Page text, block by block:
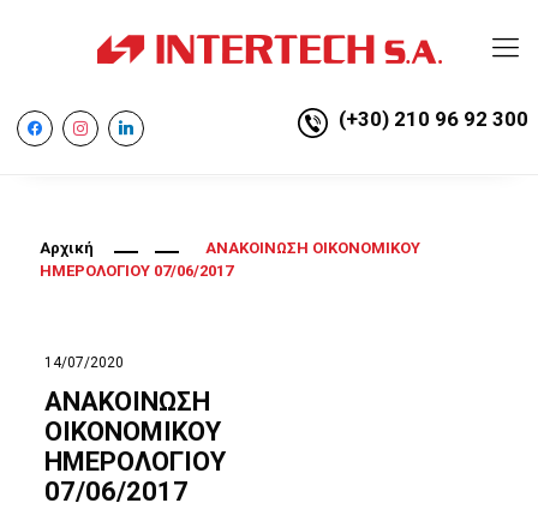
facebookinstagramlinkedin (+30) 210 96 92 300
Αρχική
ΑΝΑΚΟΙΝΩΣΗ ΟΙΚΟΝΟΜΙΚΟΥ
ΗΜΕΡΟΛΟΓΙΟΥ 07/06/2017
14/07/2020
ΑΝΑΚΟΙΝΩΣΗ
ΟΙΚΟΝΟΜΙΚΟΥ
ΗΜΕΡΟΛΟΓΙΟΥ
07/06/2017